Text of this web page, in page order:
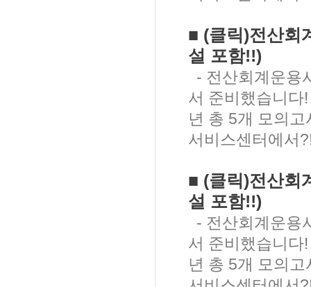
■ (클릭)전산회
설 포함!!)
- 전산회계운용
서 준비했습니다
년 총 5개 모의
서비스센터에서
■ (클릭)전산회
설 포함!!)
- 전산회계운용
서 준비했습니다
년 총 5개 모의